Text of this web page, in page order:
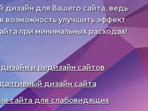
дизайн для Вашего сайта, ведь
возможность улучшить эффект
при минимальных расходах!
и редизайн сайтов
дизайн сайта
сайта для слабовидящих